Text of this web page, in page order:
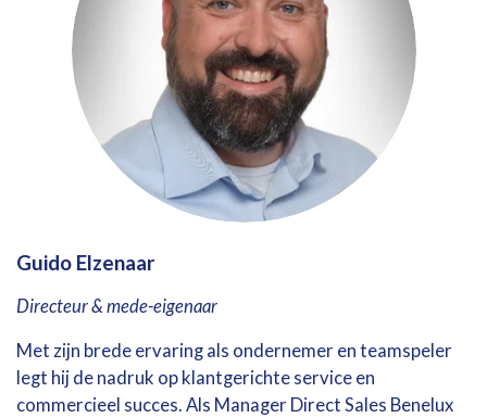
Guido Elzenaar
Directeur & mede-eigenaar
Met zijn brede ervaring als ondernemer en teamspeler
legt hij de nadruk op klantgerichte service en
commercieel succes. Als Manager Direct Sales Benelux